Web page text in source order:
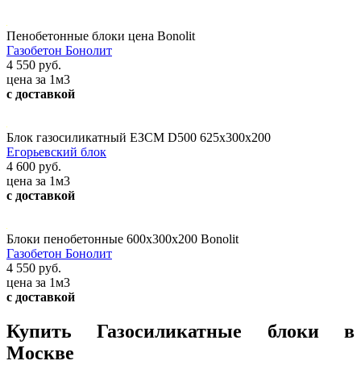
Пенобетонные блоки цена Bonolit
Газобетон Бонолит
4 550 руб.
цена за 1м3
с доставкой
Блок газосиликатный ЕЗСМ D500 625х300х200
Егорьевский блок
4 600 руб.
цена за 1м3
с доставкой
Блоки пенобетонные 600х300х200 Bonolit
Газобетон Бонолит
4 550 руб.
цена за 1м3
с доставкой
Купить Газосиликатные блоки в
Москве